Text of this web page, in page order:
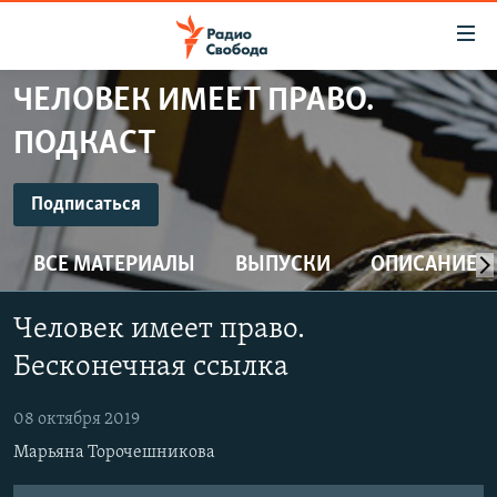
упрощенного
доступа
Вернуться
основному
содержанию
Вернутся
главной
навигации
поиску
ПРОГРАММЫ
ПОДКАСТЫ
АВТОРСКИЕ ПРОЕКТЫ
ЦИТАТЫ СВОБОДЫ
МНЕНИЯ
КУЛЬТУРА
IDEL.РЕАЛИИ
ЧЕЛОВЕК ИМЕЕТ ПРАВО.
ПОДКАСТ
ПодписатьсяПОДПИСАТЬСЯ
Spotify
CastBox
ВСЕ МАТЕРИАЛЫ ВЫПУСКИ ОПИСАНИЕ
Человек имеет право.
Бесконечная ссылка
08 октября 2019
Марьяна Торочешникова